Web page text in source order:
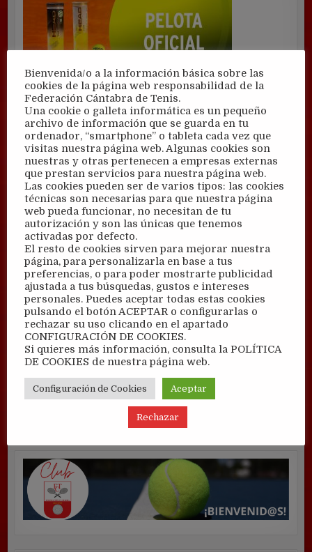
Bienvenida/o a la información básica sobre las
cookies de la página web responsabilidad de la
Federación Cántabra de Tenis.
Una cookie o galleta informática es un pequeño
archivo de información que se guarda en tu
ordenador, “smartphone” o tableta cada vez que
visitas nuestra página web. Algunas cookies son
nuestras y otras pertenecen a empresas externas
que prestan servicios para nuestra página web.
Las cookies pueden ser de varios tipos: las cookies
técnicas son necesarias para que nuestra página
web pueda funcionar, no necesitan de tu
autorización y son las únicas que tenemos
activadas por defecto.
El resto de cookies sirven para mejorar nuestra
página, para personalizarla en base a tus
preferencias, o para poder mostrarte publicidad
ajustada a tus búsquedas, gustos e intereses
personales. Puedes aceptar todas estas cookies
pulsando el botón ACEPTAR o configurarlas o
rechazar su uso clicando en el apartado
CONFIGURACIÓN DE COOKIES.
Si quieres más información, consulta la POLÍTICA
DE COOKIES de nuestra página web.
Configuración de Cookies Aceptar
Rechazar